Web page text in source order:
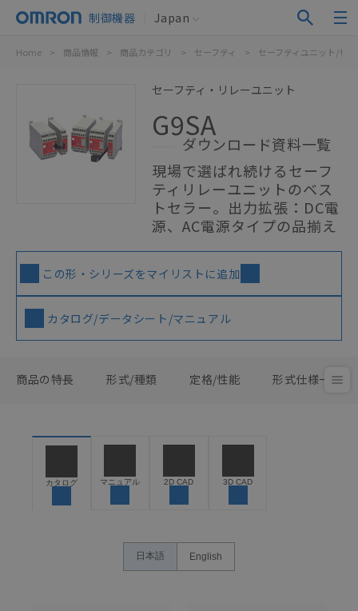
制御機器 Japan
Home > 商品情報 > 商品カテゴリ > セーフティ > セーフティユニット/セ
セーフティ・リレーユニット
G9SA
ダウンロード資料一覧
現場で選ばれ続けるセーフ
ティリレーユニットのベス
トセラー。出力拡張：DC電
源、AC電源タイプの品揃え
この形・シリーズをマイリストに追加
カタログ/データシート/マニュアル
商品の特長 形式/種類 定格/性能 形式仕様一覧
カタログ マニュアル 2D CAD 3D CAD
日本語 English